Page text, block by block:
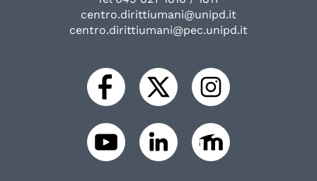
centro.dirittiumani@unipd.it
centro.dirittiumani@pec.unipd.it